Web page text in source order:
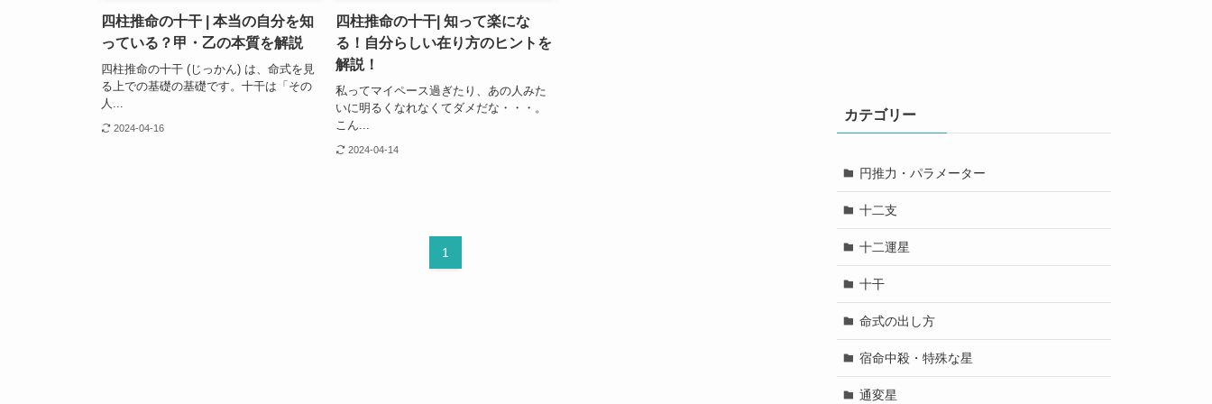
四柱推命の十干 | 本当の自分を知
っている？甲・乙の本質を解説
四柱推命の十干 (じっかん) は、命式を見
る上での基礎の基礎です。十干は「その
人...
2024-04-16
四柱推命の十干| 知って楽にな
る！自分らしい在り方のヒントを
解説！
私ってマイペース過ぎたり、あの人みた
いに明るくなれなくてダメだな・・・。
こん...
2024-04-14
1
カテゴリー
円推力・パラメーター
十二支
十二運星
十干
命式の出し方
宿命中殺・特殊な星
通変星